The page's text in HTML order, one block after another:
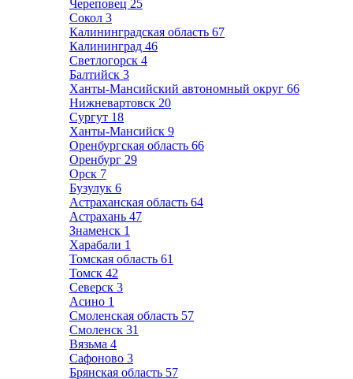
Череповец 25
Сокол 3
Калининградская область 67
Калининград 46
Светлогорск 4
Балтийск 3
Ханты-Мансийский автономный округ 66
Нижневартовск 20
Сургут 18
Ханты-Мансийск 9
Оренбургская область 66
Оренбург 29
Орск 7
Бузулук 6
Астраханская область 64
Астрахань 47
Знаменск 1
Харабали 1
Томская область 61
Томск 42
Северск 3
Асино 1
Смоленская область 57
Смоленск 31
Вязьма 4
Сафоново 3
Брянская область 57